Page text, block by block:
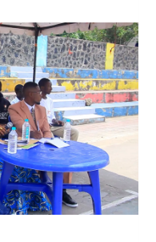
s’est tenue au
offert un espace
pour la